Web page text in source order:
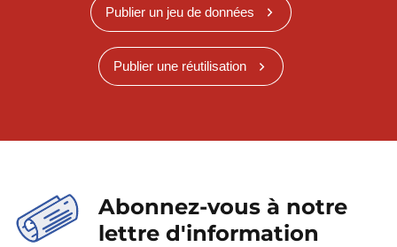
Publier un jeu de données
Publier une réutilisation
Abonnez-vous à notre
lettre d'information